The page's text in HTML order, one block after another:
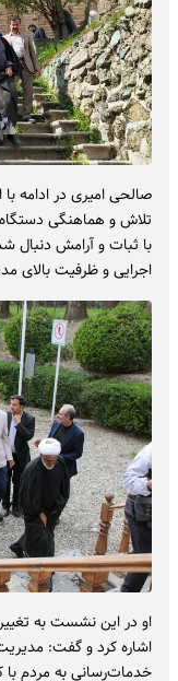
صالحی‌ امیری در ادامه
تلاش و هماهنگی
با ثبات و آرامش دنبال
اجرایی و ظرفیت بالای
او در این نشست به
اشاره کرد و گفت:
خدمات‌رسانی به مردم با